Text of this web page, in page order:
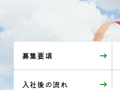
募集要項
入社後の流れ